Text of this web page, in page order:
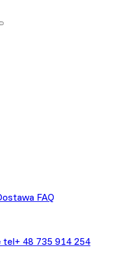
FAQ
tel+ 48 735 914 254